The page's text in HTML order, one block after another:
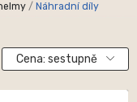
Náhradní díly
Cena: sestupně